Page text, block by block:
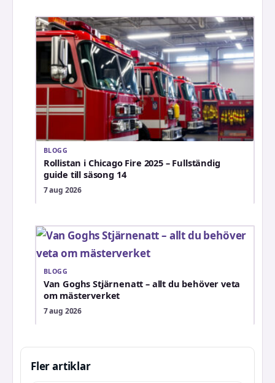
BLOGG
Rollistan i Chicago Fire 2025 – Fullständig
guide till säsong 14
7 aug 2026
BLOGG
Van Goghs Stjärnenatt – allt du behöver veta
om mästerverket
7 aug 2026
Fler artiklar